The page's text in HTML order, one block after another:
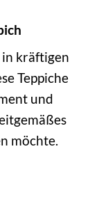
kräftigen
Teppiche
und
möchte.